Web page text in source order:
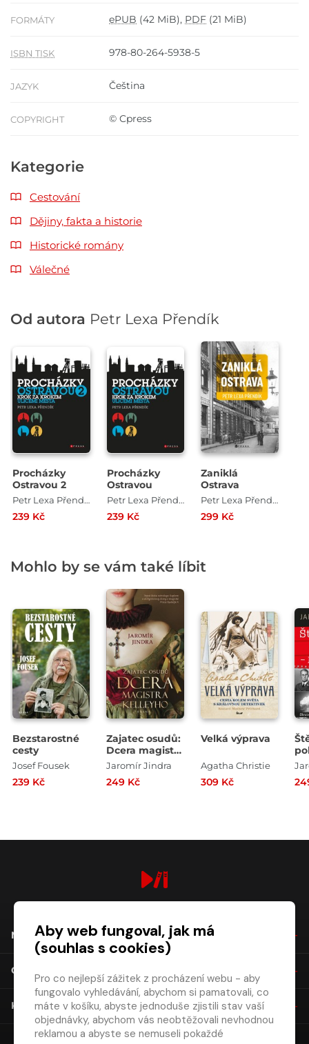
FORMÁTY ePUB (42 MiB), PDF (21 MiB)
ISBN TISK 978-80-264-5938-5
JAZYK Čeština
COPYRIGHT © Cpress
Kategorie
Cestování
Dějiny, fakta a historie
Historické romány
Válečné
Od autora Petr Lexa Přendík
Procházky
Ostravou 2
Petr Lexa Přendík
239 Kč
Procházky
Ostravou
Petr Lexa Přendík
239 Kč
Zaniklá
Ostrava
Petr Lexa Přendík
299 Kč
Mohlo by se vám také líbit
Bezstarostné
cesty
Josef Fousek
239 Kč
Zajatec osudů:
Dcera magistra
Kelleyho
Jaromír Jindra
249 Kč
Velká výprava
Agatha Christie
309 Kč
NÁKUP
O SPOLEČNOSTI
KONTAKT
Aby web fungoval, jak má
(souhlas s cookies)
Pro co nejlepší zážitek z procházení webu - aby
fungovalo vyhledávání, abychom si pamatovali, co
máte v košíku, abyste jednoduše zjistili stav vaší
objednávky, abychom vás neobtěžovali nevhodnou
reklamou a abyste se nemuseli pokaždé